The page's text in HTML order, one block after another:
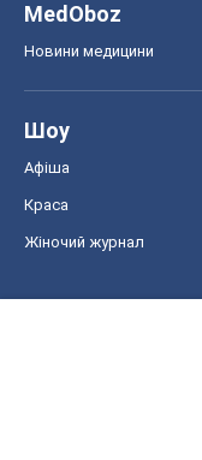
MedOboz
Новини медицини
Шоу
Афіша
Краса
Жіночий журнал